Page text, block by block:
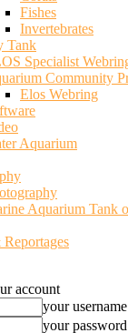
Fishes
Invertebrates
Tank
Specialist
Community
Elos Webring
Aquarium
Aquarium Tank
account
your username
your password